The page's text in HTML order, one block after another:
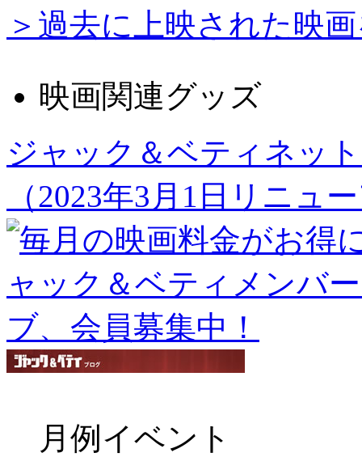
＞過去に上映された映
映画関連グッズ
ジャック＆ベティネッ
（2023年3月1日リニュ
月例イベント